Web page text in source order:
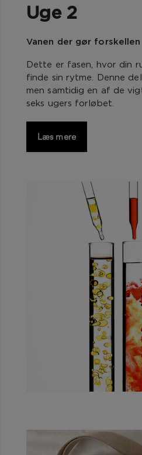
Uge 2
Vanen der gør forskellen
Dette er fasen, hvor din
finde sin rytme. Denne
men samtidig en af de
seks ugers forløbet.
Læs mere